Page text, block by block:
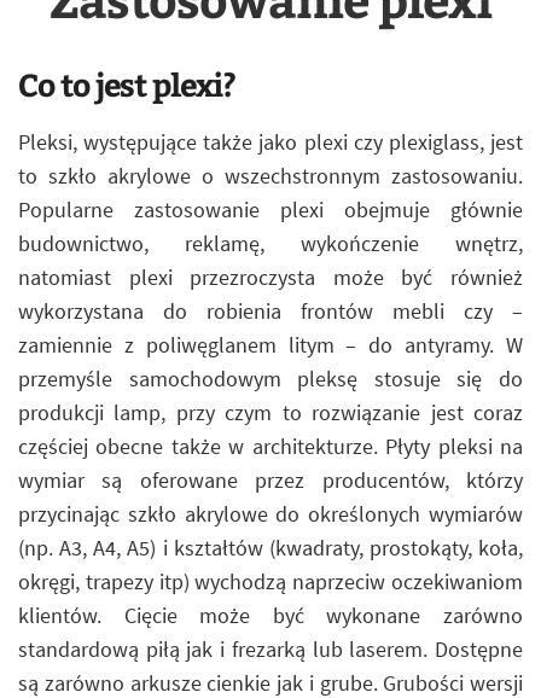
Co to jest plexi?
Pleksi, występujące także jako plexi czy plexiglass, jest
to szkło akrylowe o wszechstronnym zastosowaniu.
Popularne zastosowanie plexi obejmuje głównie
budownictwo, reklamę, wykończenie wnętrz,
natomiast plexi przezroczysta może być również
wykorzystana do robienia frontów mebli czy –
zamiennie z poliwęglanem litym – do antyramy. W
przemyśle samochodowym pleksę stosuje się do
produkcji lamp, przy czym to rozwiązanie jest coraz
częściej obecne także w architekturze. Płyty pleksi na
wymiar są oferowane przez producentów, którzy
przycinając szkło akrylowe do określonych wymiarów
(np. A3, A4, A5) i kształtów (kwadraty, prostokąty, koła,
okręgi, trapezy itp) wychodzą naprzeciw oczekiwaniom
klientów. Cięcie może być wykonane zarówno
standardową piłą jak i frezarką lub laserem. Dostępne
są zarówno arkusze cienkie jak i grube. Grubości wersji